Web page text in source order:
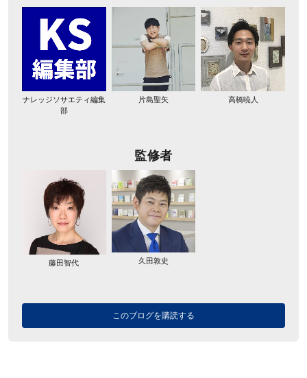
ナレッジソサエティ編集
部
片島聖矢 高橋暁人
監修者
藤田智代 久田敦史
このブログを購読する